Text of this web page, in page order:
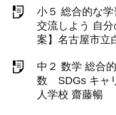
小５ 総合的な
交流しよう 自
案】名古屋市立
中２ 数学 総合
数 SDGs キャ
人学校 齋藤暢